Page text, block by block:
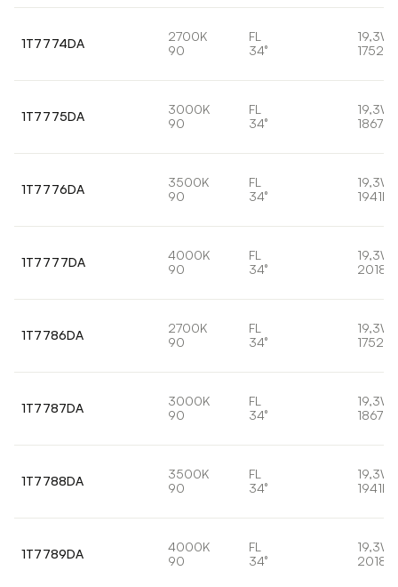
1T7774DA
2700K
90
FL
34°
19,3W
1752lm
1T7775DA
3000K
90
FL
34°
19,3W
1867lm
1T7776DA
3500K
90
FL
34°
19,3W
1941lm
1T7777DA
4000K
90
FL
34°
19,3W
2018lm
1T7786DA
2700K
90
FL
34°
19,3W
1752lm
1T7787DA
3000K
90
FL
34°
19,3W
1867lm
1T7788DA
3500K
90
FL
34°
19,3W
1941lm
1T7789DA
4000K
90
FL
34°
19,3W
2018lm